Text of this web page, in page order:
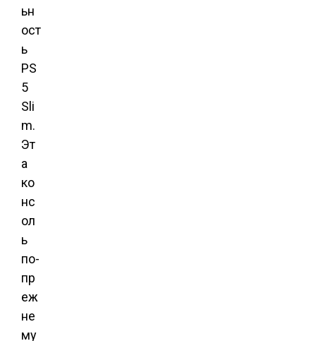
ьн
ост
ь
PS
5
Sli
m.
Эт
а
ко
нс
ол
ь
по-
пр
еж
не
му